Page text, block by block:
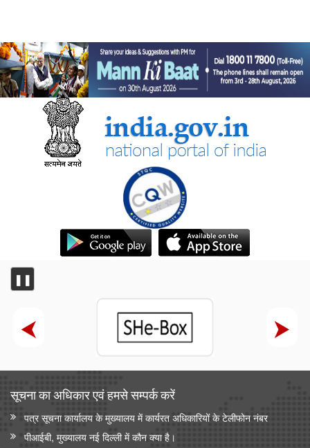
❚❚
सूचना का अधिकार एवं हमसे सम्‍पर्क करें
पत्र सूचना कार्यालय के मुख्यालय में कार्यरत अधिकारियों के टेलीफोन नंबर
पीआईबी, मुख्यालय नई दिल्ली में कौन क्या है।